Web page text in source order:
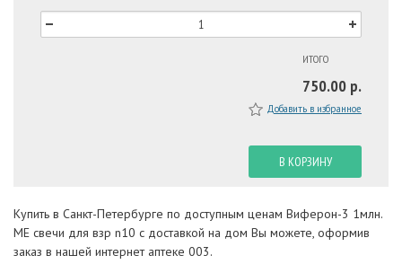
ИТОГО
750.00 р.
Добавить в избранное
В КОРЗИНУ
Купить в Санкт-Петербурге по доступным ценам Виферон-3 1млн.
МЕ свечи для взр n10 с доставкой на дом Вы можете, оформив
заказ в нашей интернет аптеке 003.